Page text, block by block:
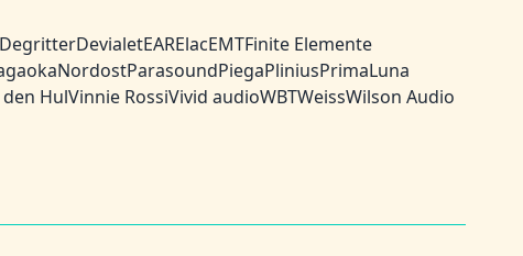
DegritterDevialetEARElacEMTFinite Elemente
NordostParasoundPiegaPliniusPrimaLuna
HulVinnie RossiVivid audioWBTWeissWilson Audio